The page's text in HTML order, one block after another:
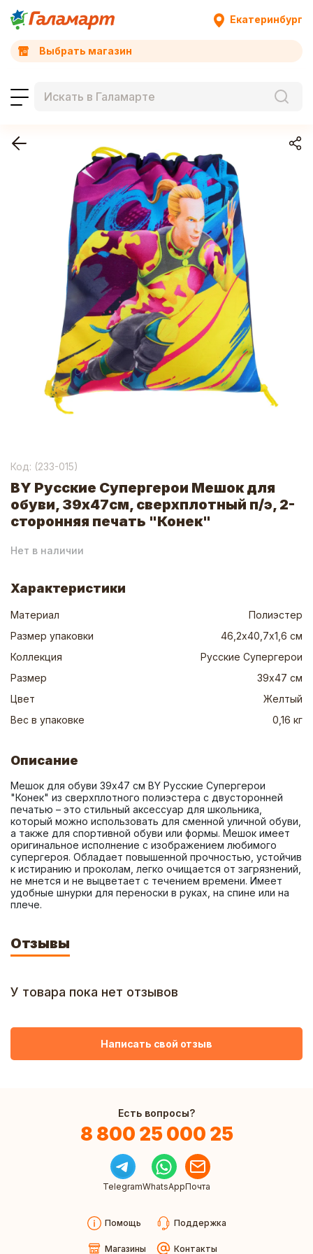
Екатеринбург
Выбрать магазин
Код: (233-015)
BY Русские Супергерои Мешок для
обуви, 39х47см, сверхплотный п/э, 2-
сторонняя печать "Конек"
Нет в наличии
Характеристики
Материал
Полиэстер
Размер упаковки
46,2х40,7х1,6 см
Коллекция
Русские Супергерои
Размер
39х47 см
Цвет
Желтый
Вес в упаковке
0,16 кг
Описание
Мешок для обуви 39х47 см BY Русские Супергерои
"Конек" из сверхплотного полиэстера с двусторонней
печатью – это стильный аксессуар для школьника,
который можно использовать для сменной уличной обуви,
а также для спортивной обуви или формы. Мешок имеет
оригинальное исполнение с изображением любимого
супергероя. Обладает повышенной прочностью, устойчив
к истиранию и проколам, легко очищается от загрязнений,
не мнется и не выцветает с течением времени. Имеет
удобные шнурки для переноски в руках, на спине или на
плече.
Отзывы
У товара пока нет отзывов
Написать свой отзыв
Есть вопросы?
8 800 25 000 25
TelegramWhatsAppПочта
Помощь Поддержка
Магазины Контакты